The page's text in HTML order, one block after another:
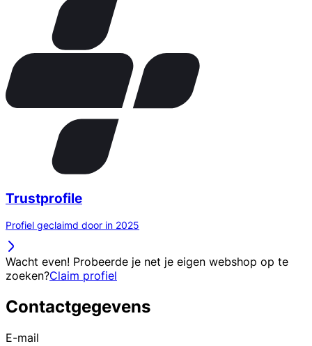
Trustprofile
Profiel geclaimd door in 2025
Wacht even! Probeerde je net je eigen webshop op te
zoeken?Claim profiel
Contactgegevens
E-mail